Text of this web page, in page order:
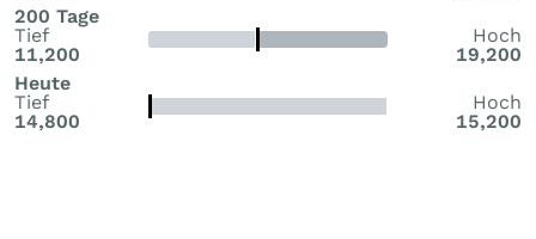
200 Tage
Tief
11,200
Hoch
19,200
Heute
Tief
14,800
Hoch
15,200